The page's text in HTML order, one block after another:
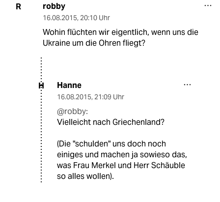
R robby
16.08.2015, 20:10 Uhr
Wohin flüchten wir eigentlich, wenn uns die
Ukraine um die Ohren fliegt?
H Hanne
16.08.2015, 21:09 Uhr
@robby:
Vielleicht nach Griechenland?
(Die "schulden" uns doch noch
einiges und machen ja sowieso das,
was Frau Merkel und Herr Schäuble
so alles wollen).